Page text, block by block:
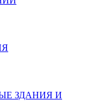
ЗДАНИЯ И